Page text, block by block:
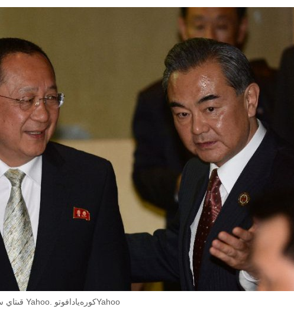
قىتاي سىم بءسىمىسى باسشىسىىك كورەياسولتۇستىك Yahoo. كورەيادافوتوYahoo